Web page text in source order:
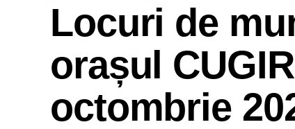
Locuri de
orașul
octombrie